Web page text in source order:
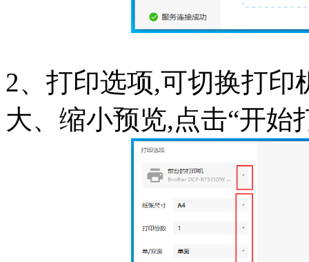
2、打印选项,可切换打印
大、缩小预览,点击“开始